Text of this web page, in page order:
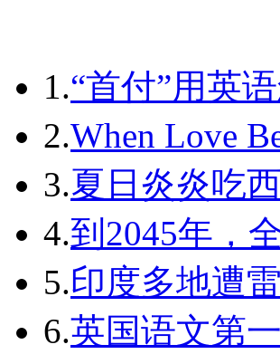
1.“首付”用英
2.When Love
3.夏日炎炎吃
4.到2045年，
5.印度多地遭
6.英国语文第